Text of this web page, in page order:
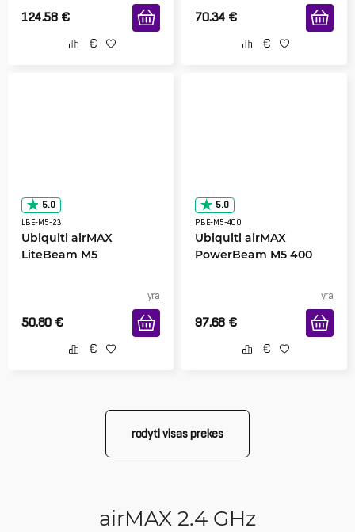
124.58 € 70.34 €
5.0
LBE-M5-23
Ubiquiti airMAX
LiteBeam M5
yra
50.80 €
5.0
PBE-M5-400
Ubiquiti airMAX
PowerBeam M5 400
yra
97.68 €
rodyti visas prekes
airMAX 2.4 GHz